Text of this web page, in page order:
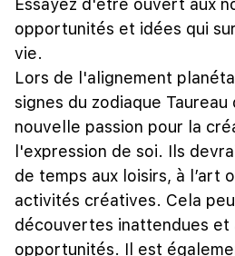
Essayez d'être ouvert aux
opportunités et idées qui
vie.
Lors de l'alignement
signes du zodiaque
nouvelle passion pour la
l'expression de soi. Ils
de temps aux loisirs, à l’art
activités créatives. Cela
découvertes inattendues et
opportunités. Il est